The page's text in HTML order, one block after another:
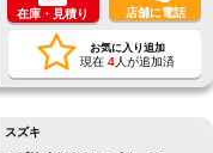
在庫・見積り 店舗に電話
お気に入り追加
現在 4人が追加済
スズキ